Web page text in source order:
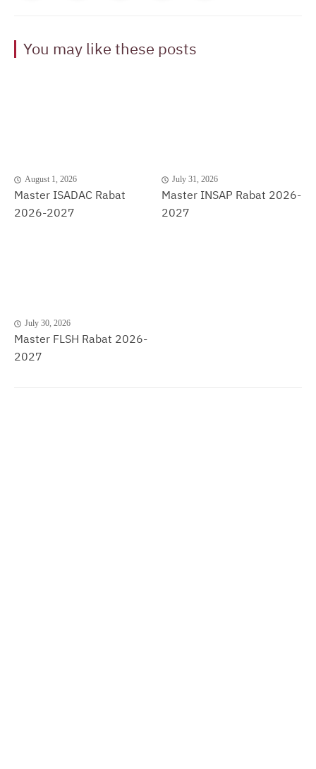
You may like these posts
August 1, 2026
Master ISADAC Rabat
2026-2027
July 31, 2026
Master INSAP Rabat 2026-
2027
July 30, 2026
Master FLSH Rabat 2026-
2027